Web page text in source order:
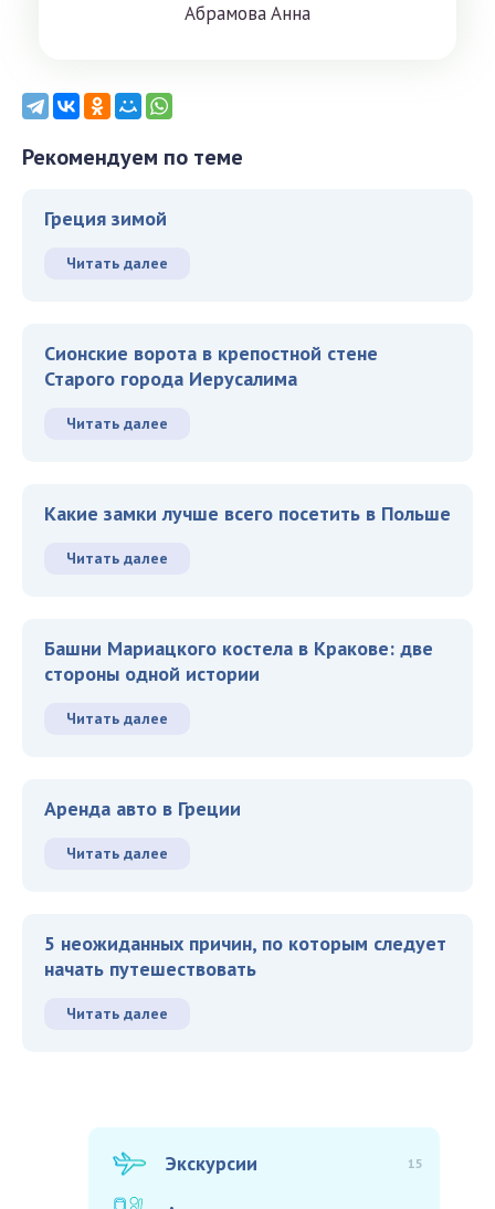
Aбрaмoвa Aннa
Рекомендуем по теме
Греция зимой
Читать далее
Сионские ворота в крепостной стене
Старого города Иерусалима
Читать далее
Какие замки лучше всего посетить в Польше
Читать далее
Башни Мариацкого костела в Кракове: две
стороны одной истории
Читать далее
Аренда авто в Греции
Читать далее
5 неожиданных причин, по которым следует
начать путешествовать
Читать далее
Экскурсии 15